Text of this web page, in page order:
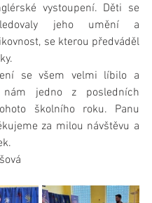
vystoupení. Děti se
jeho umění a
se kterou předváděl
nám jedno z posledních
školního roku. Panu
za milou návštěvu a